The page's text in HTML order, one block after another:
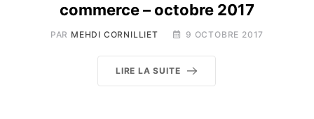
commerce – octobre 2017
PAR MEHDI CORNILLIET 9 OCTOBRE 2017
LIRE LA SUITE